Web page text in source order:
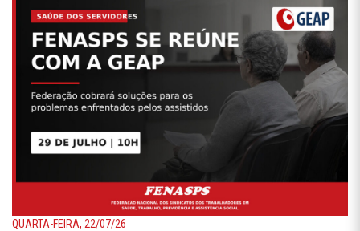
QUARTA-FEIRA, 22/07/26